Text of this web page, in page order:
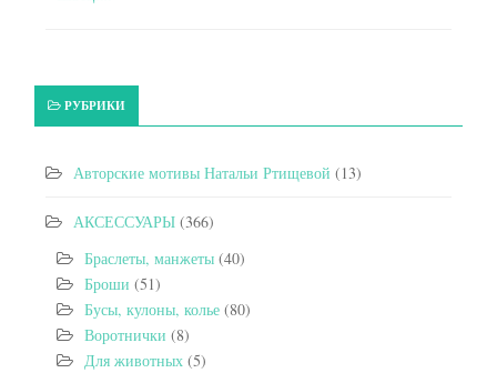
РУБРИКИ
Авторские мотивы Натальи Ртищевой (13)
АКСЕССУАРЫ (366)
Браслеты, манжеты (40)
Броши (51)
Бусы, кулоны, колье (80)
Воротнички (8)
Для животных (5)